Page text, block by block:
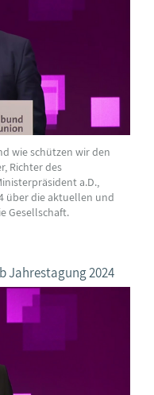
wie schützen wir den
Richter des
a.D.,
über die aktuellen und
Gesellschaft.
Jahrestagung 2024